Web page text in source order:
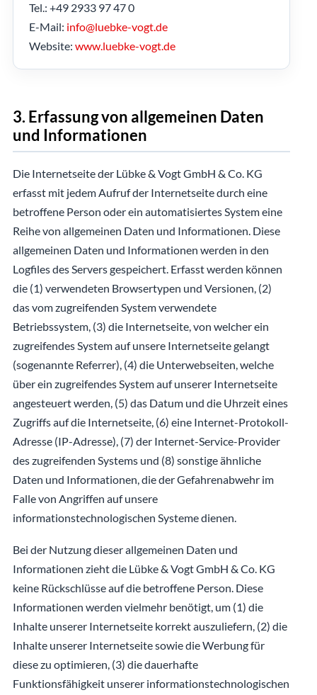
Tel.: +49 2933 97 47 0
E-Mail: info@luebke-vogt.de
Website: www.luebke-vogt.de
3. Erfassung von allgemeinen Daten
und Informationen
Die Internetseite der Lübke & Vogt GmbH & Co. KG
erfasst mit jedem Aufruf der Internetseite durch eine
betroffene Person oder ein automatisiertes System eine
Reihe von allgemeinen Daten und Informationen. Diese
allgemeinen Daten und Informationen werden in den
Logfiles des Servers gespeichert. Erfasst werden können
die (1) verwendeten Browsertypen und Versionen, (2)
das vom zugreifenden System verwendete
Betriebssystem, (3) die Internetseite, von welcher ein
zugreifendes System auf unsere Internetseite gelangt
(sogenannte Referrer), (4) die Unterwebseiten, welche
über ein zugreifendes System auf unserer Internetseite
angesteuert werden, (5) das Datum und die Uhrzeit eines
Zugriffs auf die Internetseite, (6) eine Internet-Protokoll-
Adresse (IP-Adresse), (7) der Internet-Service-Provider
des zugreifenden Systems und (8) sonstige ähnliche
Daten und Informationen, die der Gefahrenabwehr im
Falle von Angriffen auf unsere
informationstechnologischen Systeme dienen.
Bei der Nutzung dieser allgemeinen Daten und
Informationen zieht die Lübke & Vogt GmbH & Co. KG
keine Rückschlüsse auf die betroffene Person. Diese
Informationen werden vielmehr benötigt, um (1) die
Inhalte unserer Internetseite korrekt auszuliefern, (2) die
Inhalte unserer Internetseite sowie die Werbung für
diese zu optimieren, (3) die dauerhafte
Funktionsfähigkeit unserer informationstechnologischen